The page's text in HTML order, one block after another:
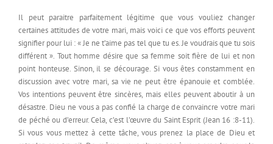
Il peut paraitre parfaitement légitime que vous vouliez changer
certaines attitudes de votre mari, mais voici ce que vos efforts peuvent
signifier pour lui : « Je ne t’aime pas tel que tu es. Je voudrais que tu sois
différent ». Tout homme désire que sa femme soit fière de lui et non
point honteuse. Sinon, il se décourage. Si vous êtes constamment en
discussion avec votre mari, sa vie ne peut être épanouie et comblée.
Vos intentions peuvent être sincères, mais elles peuvent aboutir à un
désastre. Dieu ne vous a pas confié la charge de convaincre votre mari
de péché ou d’erreur. Cela, c’est l’œuvre du Saint Esprit (Jean 16 :8-11).
Si vous vous mettez à cette tâche, vous prenez la place de Dieu et